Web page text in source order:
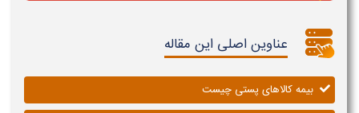
عناوین اصلی این مقاله
بیمه کالاهای پستی چیست